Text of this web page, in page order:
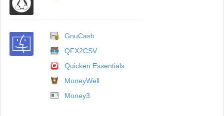
GnuCash
QFX2CSV
Quicken Essentials
MoneyWell
Money3